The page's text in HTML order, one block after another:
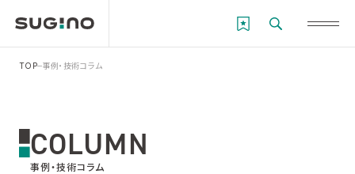
TOP 事例・技術コラム
COLUMN
事例・技術コラム